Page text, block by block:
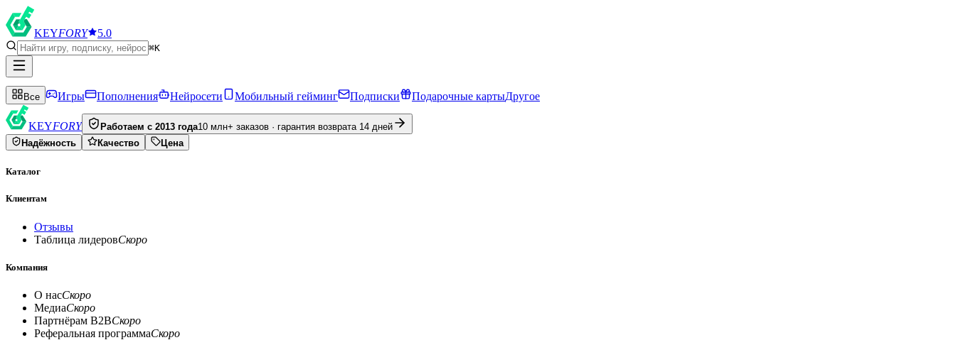
KEYFORY 5.0
⌘K
Все Игры Пополнения Нейросети Мобильный гейминг Подписки Подарочные картыДругое
KEYFORY Работаем с 2013 года10 млн+ заказов · гарантия возврата 14 дней
Надёжность
Качество Цена
Каталог
Клиентам
Отзывы
Таблица лидеровСкоро
Компания
О насСкоро
МедиаСкоро
Партнёрам B2BСкоро
Реферальная программаСкоро